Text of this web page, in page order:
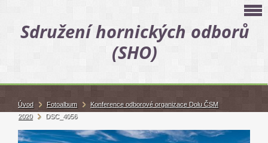
Sdružení hornických odborů
(SHO)
Úvod Fotoalbum
Konference odborové organizace Dolu ČSM
2020
DSC_4056